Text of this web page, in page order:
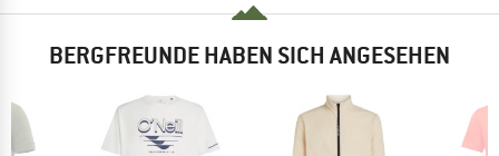
BERGFREUNDE HABEN SICH ANGESEHEN